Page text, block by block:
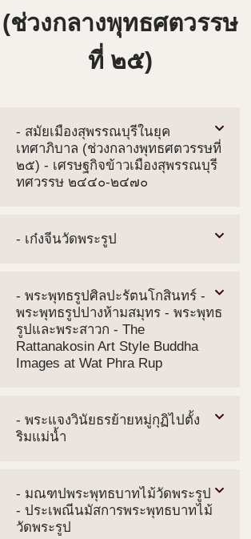
(ช่วงกลางพุทธศตวรรษ
ที่ ๒๕)
- สมัยเมืองสุพรรณบุรีในยุค
เทศาภิบาล (ช่วงกลางพุทธศตวรรษที่
๒๕) - เศรษฐกิจข้าวเมืองสุพรรณบุรี
ทศวรรษ ๒๔๔๐-๒๔๗๐
- เก๋งจีนวัดพระรูป
- พระพุทธรูปศิลปะรัตนโกสินทร์ -
พระพุทธรูปปางห้ามสมุทร - พระพุทธ
รูปและพระสาวก - The
Rattanakosin Art Style Buddha
Images at Wat Phra Rup
- พระแจงวินัยธรย้ายหมู่กุฏิไปตั้ง
ริมแม่น้ำ
- มณฑปพระพุทธบาทไม้วัดพระรูป
- ประเพณีนมัสการพระพุทธบาทไม้
วัดพระรูป